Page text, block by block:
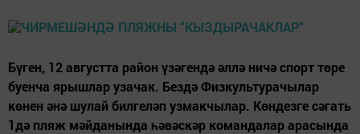
Бүген, 12 августта район үзәгендә әллә ничә спорт төре
буенча ярышлар узачак. Бездә Физкультурачылар
көнен әнә шулай билгеләп узмакчылар. Көндезге сәгать
1дә пляж мәйданында һәвәскәр командалар арасында